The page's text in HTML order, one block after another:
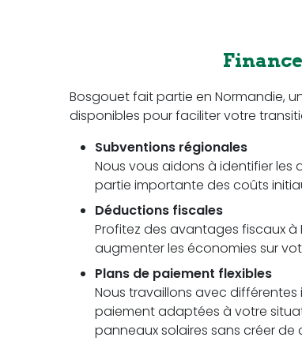
Bosgouet fait partie en Normandie,
disponibles pour faciliter votre
Subventions régionales
Nous vous aidons à identifier les
partie importante des coûts
Déductions fiscales
Profitez des avantages fiscaux
augmenter les économies sur
Plans de paiement flexibles
Nous travaillons avec
paiement adaptées à votre
panneaux solaires sans créer de